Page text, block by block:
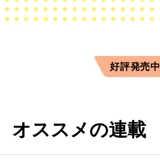
好評発売中
オススメの連載